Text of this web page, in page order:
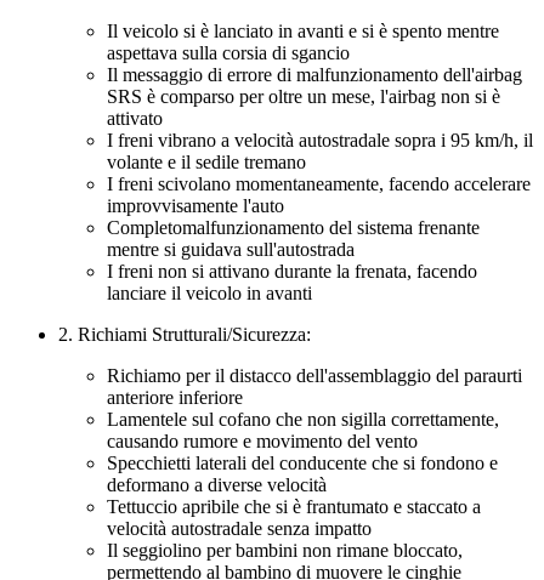
Il veicolo si è lanciato in avanti e si è spento mentre
aspettava sulla corsia di sgancio
Il messaggio di errore di malfunzionamento dell'airbag
SRS è comparso per oltre un mese, l'airbag non si è
attivato
I freni vibrano a velocità autostradale sopra i 95 km/h, il
volante e il sedile tremano
I freni scivolano momentaneamente, facendo accelerare
improvvisamente l'auto
Completomalfunzionamento del sistema frenante
mentre si guidava sull'autostrada
I freni non si attivano durante la frenata, facendo
lanciare il veicolo in avanti
2. Richiami Strutturali/Sicurezza:
Richiamo per il distacco dell'assemblaggio del paraurti
anteriore inferiore
Lamentele sul cofano che non sigilla correttamente,
causando rumore e movimento del vento
Specchietti laterali del conducente che si fondono e
deformano a diverse velocità
Tettuccio apribile che si è frantumato e staccato a
velocità autostradale senza impatto
Il seggiolino per bambini non rimane bloccato,
permettendo al bambino di muovere le cinghie